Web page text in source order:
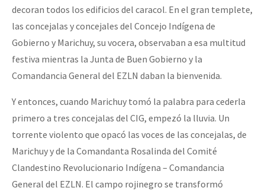
decoran todos los edificios del caracol. En el gran templete,
las concejalas y concejales del Concejo Indígena de
Gobierno y Marichuy, su vocera, observaban a esa multitud
festiva mientras la Junta de Buen Gobierno y la
Comandancia General del EZLN daban la bienvenida.
Y entonces, cuando Marichuy tomó la palabra para cederla
primero a tres concejalas del CIG, empezó la lluvia. Un
torrente violento que opacó las voces de las concejalas, de
Marichuy y de la Comandanta Rosalinda del Comité
Clandestino Revolucionario Indígena – Comandancia
General del EZLN. El campo rojinegro se transformó